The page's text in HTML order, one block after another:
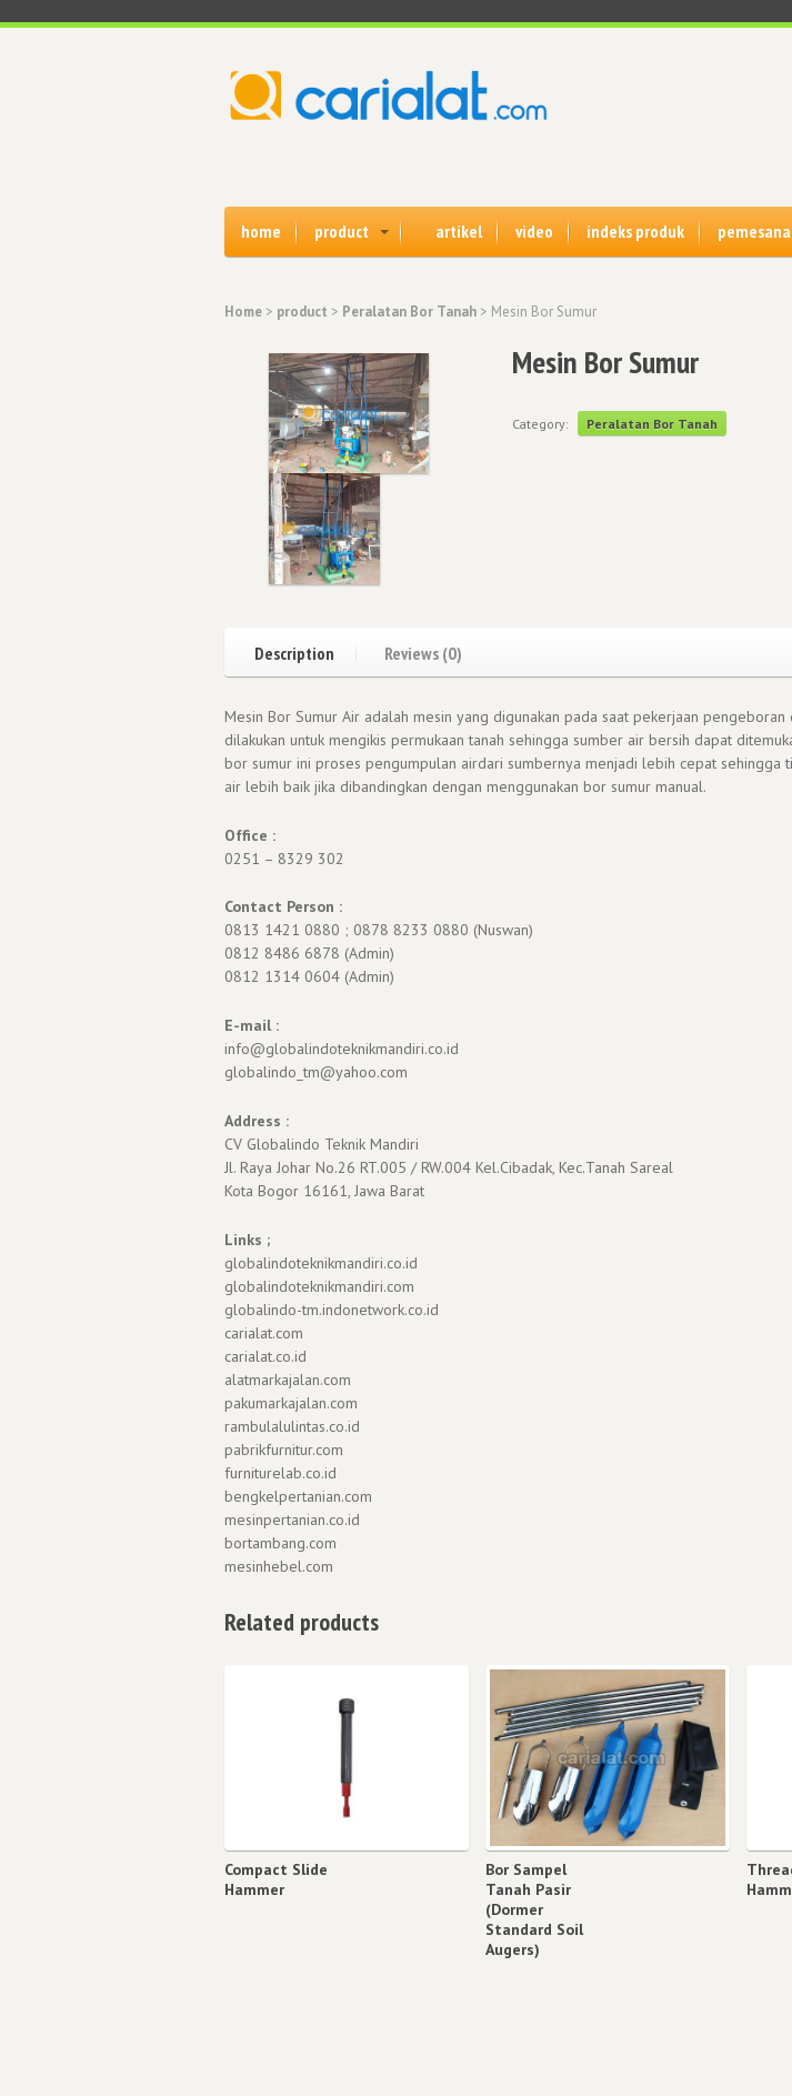
home product artikel video indeks produk
Home > product > Peralatan Bor Tanah > Mesin Bor Sumur
Mesin Bor Sumur
Category: Peralatan Bor Tanah
Description Reviews (0)
Mesin Bor Sumur Air adalah mesin yang digunakan pada saat pekerjaan
dilakukan untuk mengikis permukaan tanah sehingga sumber air bersih dapat
bor sumur ini proses pengumpulan airdari sumbernya menjadi lebih cepat sehingga
air lebih baik jika dibandingkan dengan menggunakan bor sumur manual.
Office :
0251 – 8329 302
Contact Person :
0813 1421 0880 ; 0878 8233 0880 (Nuswan)
0812 8486 6878 (Admin)
0812 1314 0604 (Admin)
E-mail :
info@globalindoteknikmandiri.co.id
globalindo_tm@yahoo.com
Address :
CV Globalindo Teknik Mandiri
Jl. Raya Johar No.26 RT.005 / RW.004 Kel.Cibadak, Kec.Tanah Sareal
Kota Bogor 16161, Jawa Barat
Links ;
globalindoteknikmandiri.co.id
globalindoteknikmandiri.com
globalindo-tm.indonetwork.co.id
carialat.com
carialat.co.id
alatmarkajalan.com
pakumarkajalan.com
rambulalulintas.co.id
pabrikfurnitur.com
furniturelab.co.id
bengkelpertanian.com
mesinpertanian.co.id
bortambang.com
mesinhebel.com
Related products
Compact Slide
Hammer
Bor Sampel
Tanah Pasir
(Dormer
Standard Soil
Augers)